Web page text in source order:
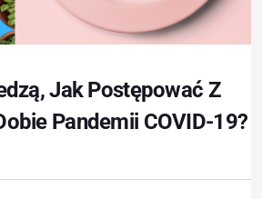
Jak Postępować Z
Pandemii COVID-19?